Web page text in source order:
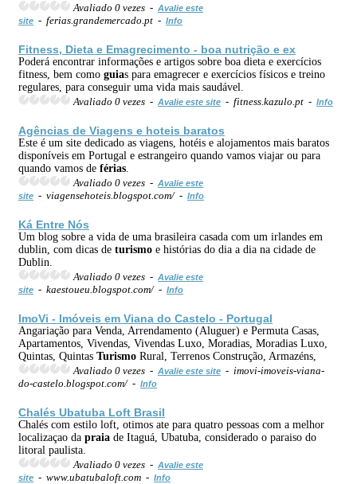
Avaliado 0 vezes - Avalie este
site - ferias.grandemercado.pt - Info
Fitness, Dieta e Emagrecimento - boa nutrição e ex
Poderá encontrar informações e artigos sobre boa dieta e exercícios
fitness, bem como guias para emagrecer e exercícios físicos e treino
regulares, para conseguir uma vida mais saudável.
Avaliado 0 vezes - Avalie este site - fitness.kazulo.pt - Info
Agências de Viagens e hoteis baratos
Este é um site dedicado as viagens, hotéis e alojamentos mais baratos
disponíveis em Portugal e estrangeiro quando vamos viajar ou para
quando vamos de férias
Avaliado 0 vezes - Avalie este
site - viagensehoteis.blogspot.com/ - Info
Ká Entre Nós
Um blog sobre a vida de uma brasileira casada com um irlandes em
dublin, com dicas de turismo e histórias do dia a dia na cidade de
Dublin.
Avaliado 0 vezes - Avalie este
site - kaestoueu.blogspot.com/ - Info
ImoVi - Imóveis em Viana do Castelo - Portugal
Angariação para Venda, Arrendamento (Aluguer) e Permuta Casas,
Apartamentos, Vivendas, Vivendas Luxo, Moradias, Moradias Luxo,
Quintas, Quintas Turismo Rural, Terrenos Construção, Armazéns,
Avaliado 0 vezes - Avalie este site - imovi-imoveis-viana-
do-castelo.blogspot.com/ - Info
Chalés Ubatuba Loft Brasil
Chalés com estilo loft, otimos ate para quatro pessoas com a melhor
localizaçao da praia de Itaguá, Ubatuba, considerado o paraiso do
litoral paulista.
Avaliado 0 vezes - Avalie este
site - www.ubatubaloft.com - Info